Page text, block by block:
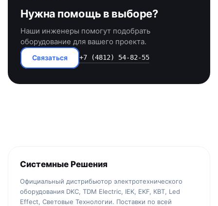
Нужна помощь в выборе?
Наши инженеры помогут подобрать
оборудование для вашего проекта.
Связаться +7 (4812) 54-82-55
Системные Решения
Официальный дистрибьютор электротехнического
оборудования DKC, TDM Electric, IEK, EKF, КВТ, Led
Effect, Световые Технологии. Поставки по всей